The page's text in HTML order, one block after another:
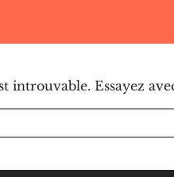
introuvable. Essayez